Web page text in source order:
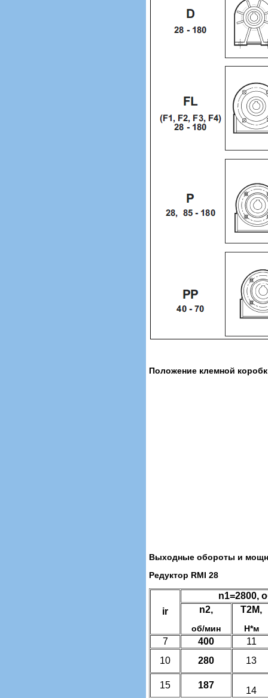
Положение клемной
Выходные обороты и
Редуктор RMI 28
ir
n1=2800,
n2,
об/мин
T2M,
Н*м
7 400
11
10
280 13
15 187
14